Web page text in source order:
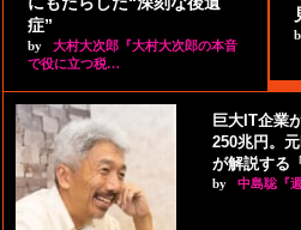
症”
by
大村大次郎『大村大次郎の本音
で役に立つ税…
巨大IT企業
250兆円。
が解説する
by 中島聡『